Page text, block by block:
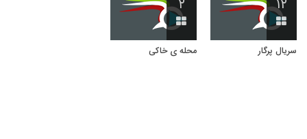
۱۲
سریال پرگار
۲
محله ی خاکی